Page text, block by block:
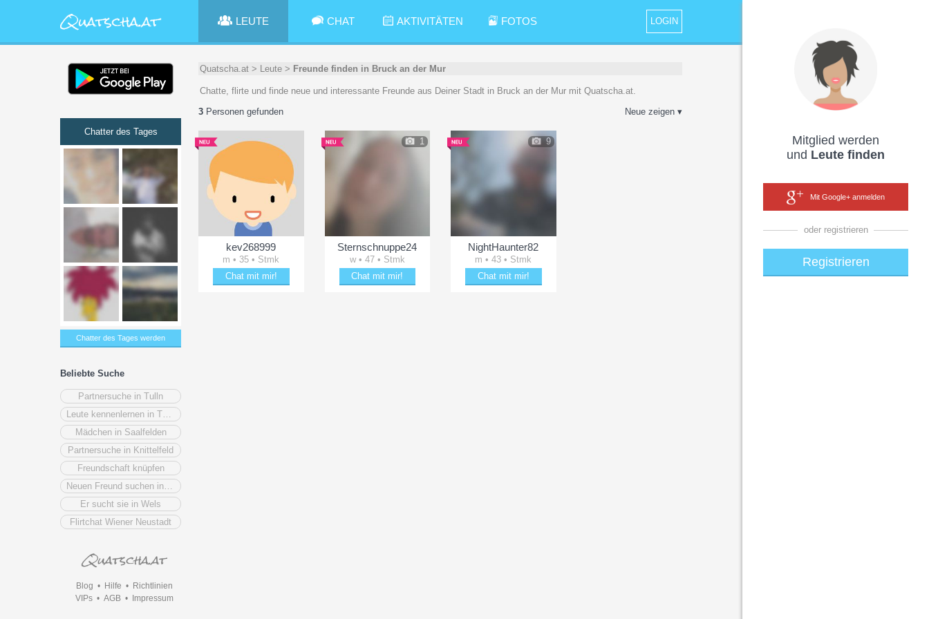
Mitglied werden
und Leute finden
Mit Google+ anmelden
oder registrieren
Registrieren
LOGIN
LEUTE CHAT AKTIVITÄTEN FOTOS
Chatter des Tages
Chatter des Tages werden
Beliebte Suche
Partnersuche in Tulln
Mädchen in Saalfelden
Partnersuche in Knittelfeld
Freundschaft knüpfen
Er sucht sie in Wels
Flirtchat Wiener Neustadt
Blog • Hilfe • Richtlinien
VIPs• AGB• Impressum
Quatscha.at > Leute > Freunde finden in Bruck an der Mur
Chatte, flirte und finde neue und interessante Freunde aus Deiner Stadt in Bruck an der Mur mit Quatscha.at.
Neue zeigen ▾
3 Personen gefunden
kev268999
m • 35 • Stmk
Chat mit mir!
1
Sternschnuppe24
w • 47 • Stmk
Chat mit mir!
9
NightHaunter82
m • 43 • Stmk
Chat mit mir!